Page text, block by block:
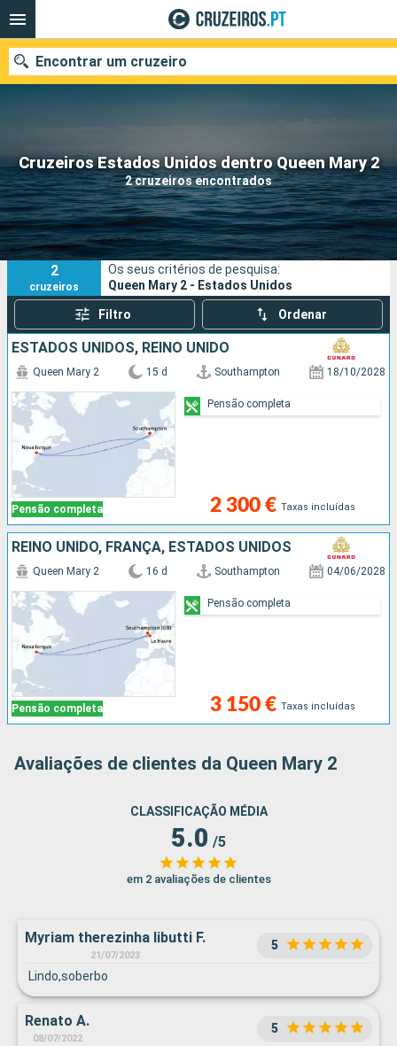
Cruzeiros Estados Unidos dentro Queen Mary 2
2 cruzeiros encontrados
Encontrar um cruzeiro
Quando ir?
Data de partida
Portos Companhias
Pesquisar
2
cruzeiros
Os seus critérios de pesquisa:
Queen Mary 2 - Estados Unidos
Filtro Ordenar
ESTADOS UNIDOS, REINO UNIDO
Pensão completa
Queen Mary 2 15 d Southampton 18/10/2028
2 300 € Taxas incluídas
Pensão completa
REINO UNIDO, FRANÇA, ESTADOS UNIDOS
Pensão completa
Queen Mary 2 16 d Southampton 04/06/2028
3 150 € Taxas incluídas
Pensão completa
Avaliações de clientes da Queen Mary 2
CLASSIFICAÇÃO MÉDIA
5.0 /5
em 2 avaliações de clientes
Myriam therezinha libutti F.
21/07/2023
5
Lindo,soberbo
Renato A.
08/07/2022
5